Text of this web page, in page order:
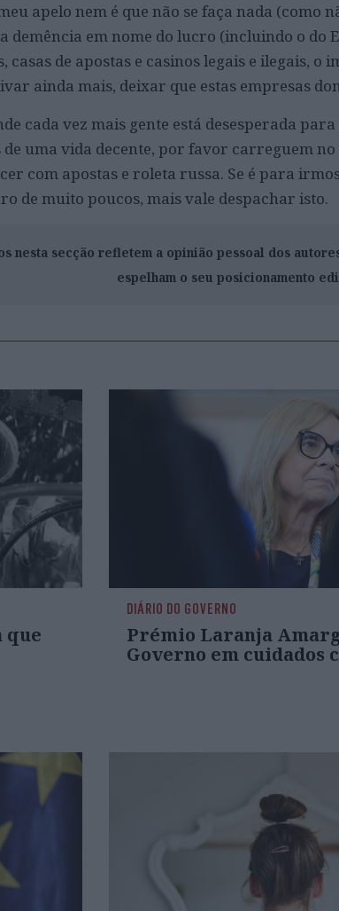
apelo nem é que não se faça nada (como
demência em nome do lucro (incluindo o do
casas de apostas e casinos legais e ilegais,
ainda mais, deixar que estas empresas
cada vez mais gente está desesperada
uma vida decente, por favor carreguem
com apostas e roleta russa. Se é para
de muito poucos, mais vale despachar isto.
nesta secção refletem a opinião pessoal dos
espelham o seu posicionamento
que
DIÁRIO DO GOVERNO
Prémio Laranja
Governo em cuidados